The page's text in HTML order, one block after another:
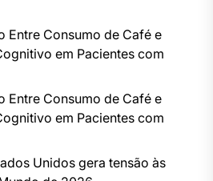
Entre Consumo de Café e
em Pacientes com
Entre Consumo de Café e
em Pacientes com
Unidos gera tensão às